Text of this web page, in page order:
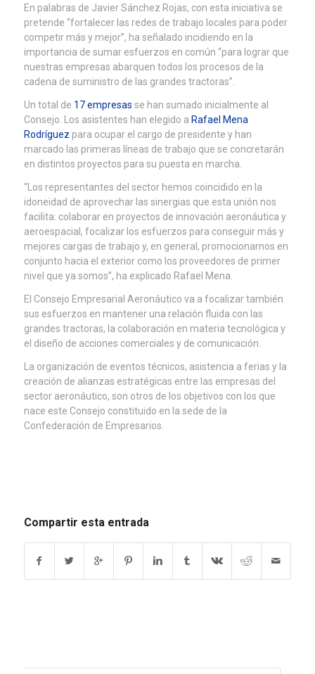
En palabras de Javier Sánchez Rojas, con esta iniciativa se
pretende “fortalecer las redes de trabajo locales para poder
competir más y mejor”, ha señalado incidiendo en la
importancia de sumar esfuerzos en común “para lograr que
nuestras empresas abarquen todos los procesos de la
cadena de suministro de las grandes tractoras”.
Un total de 17 empresas se han sumado inicialmente al
Consejo. Los asistentes han elegido a Rafael Mena
Rodríguez para ocupar el cargo de presidente y han
marcado las primeras líneas de trabajo que se concretarán
en distintos proyectos para su puesta en marcha.
“Los representantes del sector hemos coincidido en la
idoneidad de aprovechar las sinergias que esta unión nos
facilita: colaborar en proyectos de innovación aeronáutica y
aeroespacial, focalizar los esfuerzos para conseguir más y
mejores cargas de trabajo y, en general, promocionarnos en
conjunto hacia el exterior como los proveedores de primer
nivel que ya somos”, ha explicado Rafael Mena.
El Consejo Empresarial Aeronáutico va a focalizar también
sus esfuerzos en mantener una relación fluida con las
grandes tractoras, la colaboración en materia tecnológica y
el diseño de acciones comerciales y de comunicación.
La organización de eventos técnicos, asistencia a ferias y la
creación de alianzas estratégicas entre las empresas del
sector aeronáutico, son otros de los objetivos con los que
nace este Consejo constituido en la sede de la
Confederación de Empresarios.
Compartir esta entrada